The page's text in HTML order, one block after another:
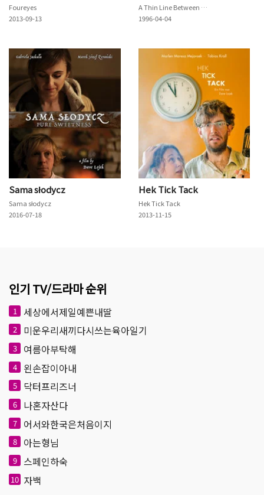
Foureyes
2013-09-13
A Thin Line Between Love and Hate
1996-04-04
Sama słodycz
Sama słodycz
2016-07-18
Hek Tick Tack
Hek Tick Tack
2013-11-15
인기 TV/드라마 순위
1 세상에서제일예쁜내딸
2 미운우리새끼다시쓰는육아일기
3 여름아부탁해
4 왼손잡이아내
5 닥터프리즈너
6 나혼자산다
7 어서와한국은처음이지
8 아는형님
9 스페인하숙
10 자백